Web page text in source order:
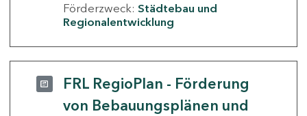
Förderzweck: Städtebau und
Regionalentwicklung
FRL RegioPlan - Förderung
von Bebauungsplänen und